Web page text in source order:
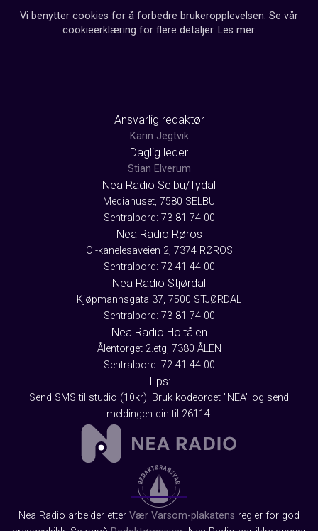
Vi benytter cookies for å forbedre brukeropplevelsen. Se vår
cookieerklæring for flere detaljer. Les mer.
Ansvarlig redaktør
Karin Jegtvik
Daglig leder
Stian Elverum
Nea Radio Selbu/Tydal
Mediahuset, 7580 SELBU
Sentralbord: 73 81 74 00
Nea Radio Røros
Ol-kanelesaveien 2, 7374 RØROS
Sentralbord: 72 41 44 00
Nea Radio Stjørdal
Kjøpmannsgata 37, 7500 STJØRDAL
Sentralbord: 73 81 74 00
Nea Radio Holtålen
Ålentorget 2.etg, 7380 ÅLEN
Sentralbord: 72 41 44 00
Tips:
Send SMS til studio (10kr): Bruk kodeordet "NEA" og send
meldingen din til 26114.
Nea Radio arbeider etter Vær Varsom-plakatens regler for god